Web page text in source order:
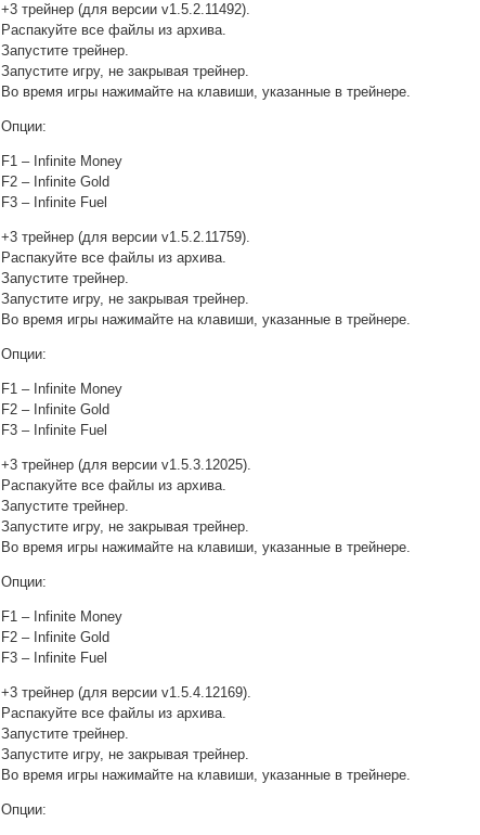
+3 трейнер (для версии v1.5.2.11492).
Распакуйте все файлы из архива.
Запустите трейнер.
Запустите игру, не закрывая трейнер.
Во время игры нажимайте на клавиши, указанные в трейнере.
Опции:
F1 – Infinite Money
F2 – Infinite Gold
F3 – Infinite Fuel
+3 трейнер (для версии v1.5.2.11759).
Распакуйте все файлы из архива.
Запустите трейнер.
Запустите игру, не закрывая трейнер.
Во время игры нажимайте на клавиши, указанные в трейнере.
Опции:
F1 – Infinite Money
F2 – Infinite Gold
F3 – Infinite Fuel
+3 трейнер (для версии v1.5.3.12025).
Распакуйте все файлы из архива.
Запустите трейнер.
Запустите игру, не закрывая трейнер.
Во время игры нажимайте на клавиши, указанные в трейнере.
Опции:
F1 – Infinite Money
F2 – Infinite Gold
F3 – Infinite Fuel
+3 трейнер (для версии v1.5.4.12169).
Распакуйте все файлы из архива.
Запустите трейнер.
Запустите игру, не закрывая трейнер.
Во время игры нажимайте на клавиши, указанные в трейнере.
Опции: